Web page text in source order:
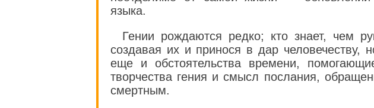
языка.
Гении рождаются редко; кто знает, чем
создавая их и принося в дар человечеству,
еще и обстоятельства времени,
творчества гения и смысл послания,
смертным.